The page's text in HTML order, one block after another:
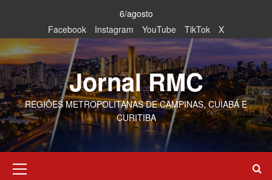
content
6/agosto
Facebook
Instagram YouTube TikTok X
Jornal RMC
REGIÕES METROPOLITANAS DE CAMPINAS, CUIABÁ E
CURITIBA
Menu